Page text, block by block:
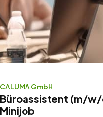
CALUMA GmbH
Büroassistent (m/w/
Minijob